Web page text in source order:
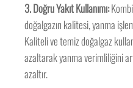
3. Doğru Yakıt Kullanımı:
doğalgazın kalitesi, yanma
Kaliteli ve temiz doğalgaz
azaltarak yanma verimliliğini
azaltır.